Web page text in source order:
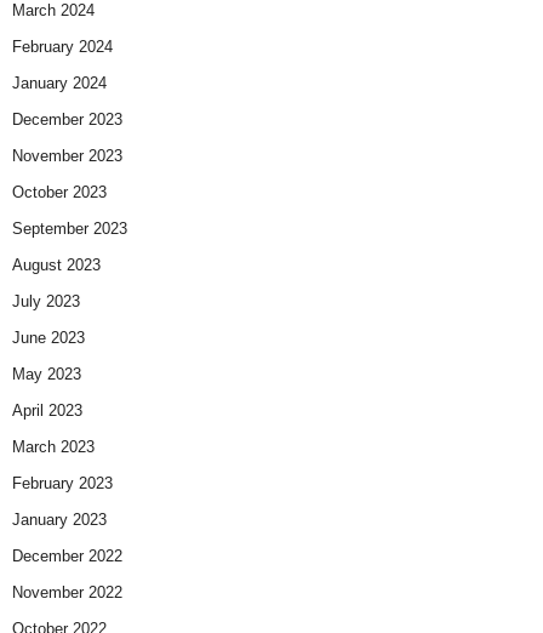
March 2024
February 2024
January 2024
December 2023
November 2023
October 2023
September 2023
August 2023
July 2023
June 2023
May 2023
April 2023
March 2023
February 2023
January 2023
December 2022
November 2022
October 2022